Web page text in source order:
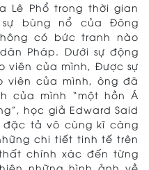
Lê Phổ trong thời gian
bùng nổ của Đông
có bức tranh nào
Pháp. Dưới sự động
viên của mình, Được sự
viên của mình, ông đã
của mình “một hồn Á
học giả Edward Said
đặc tả vô cùng kĩ càng
chi tiết tinh tế trên
chính xác đến từng